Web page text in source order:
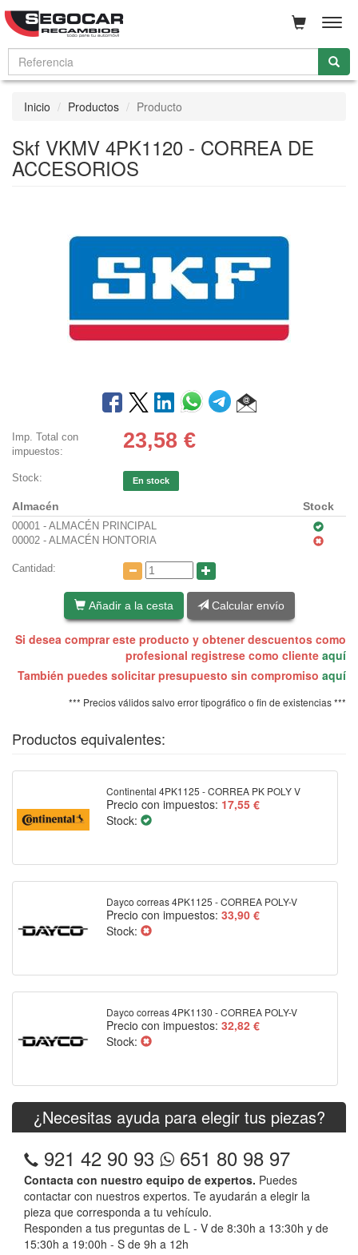
Inicio Productos Producto
Skf VKMV 4PK1120 - CORREA DE
ACCESORIOS
Imp. Total con
impuestos:
23,58 €
Stock: En stock
Almacén Stock
00001 - ALMACÉN PRINCIPAL
00002 - ALMACÉN HONTORIA
Cantidad:
Añadir a la cesta Calcular envío
Si desea comprar este producto y obtener descuentos como
profesional registrese como cliente aquí
También puedes solicitar presupuesto sin compromiso aquí
*** Precios válidos salvo error tipográfico o fin de existencias ***
Productos equivalentes:
Continental 4PK1125 - CORREA PK POLY V
Precio con impuestos: 17,55 €
Stock:
Dayco correas 4PK1125 - CORREA POLY-V
Precio con impuestos: 33,90 €
Stock:
Dayco correas 4PK1130 - CORREA POLY-V
Precio con impuestos: 32,82 €
Stock:
¿Necesitas ayuda para elegir tus piezas?
921 42 90 93 651 80 98 97
Contacta con nuestro equipo de expertos. Puedes
contactar con nuestros expertos. Te ayudarán a elegir la
pieza que corresponda a tu vehículo.
Responden a tus preguntas de L - V de 8:30h a 13:30h y de
15:30h a 19:00h - S de 9h a 12h